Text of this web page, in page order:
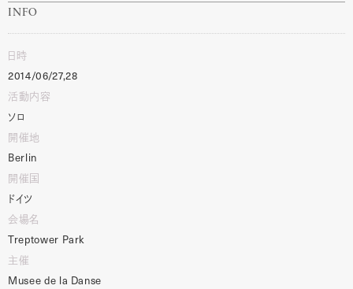
INFO
日時
2014/06/27,28
活動内容
ソロ
開催地
Berlin
開催国
ドイツ
会場名
Treptower Park
主催
Musee de la Danse